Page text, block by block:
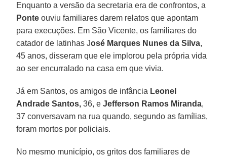
Enquanto a versão da secretaria era de confrontos, a
Ponte ouviu familiares darem relatos que apontam
para execuções. Em São Vicente, os familiares do
catador de latinhas José Marques Nunes da Silva,
45 anos, disseram que ele implorou pela própria vida
ao ser encurralado na casa em que vivia.
Já em Santos, os amigos de infância Leonel
Andrade Santos, 36, eJefferson Ramos Miranda,
37 conversavam na rua quando, segundo as famílias,
foram mortos por policiais.
No mesmo município, os gritos dos familiares de